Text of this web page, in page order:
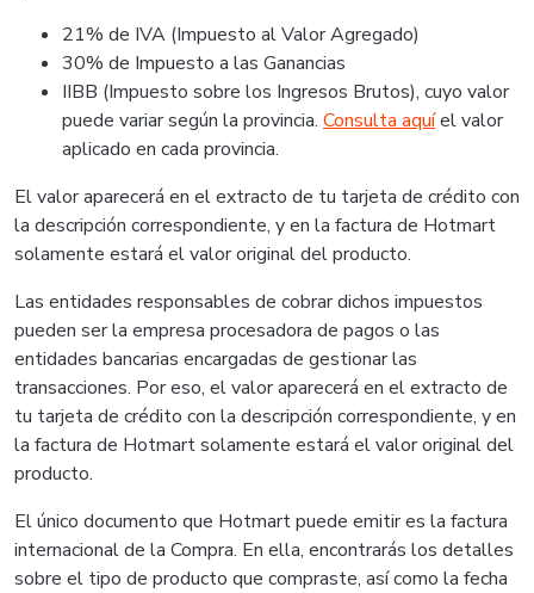
21% de IVA (Impuesto al Valor Agregado)
30% de Impuesto a las Ganancias
IIBB (Impuesto sobre los Ingresos Brutos), cuyo valor
puede variar según la provincia. Consulta aquíel valor
aplicado en cada provincia.
El valor aparecerá en el extracto de tu tarjeta de crédito con
la descripción correspondiente, y en la factura de Hotmart
solamente estará el valor original del producto.
Las entidades responsables de cobrar dichos impuestos
pueden ser la empresa procesadora de pagos o las
entidades bancarias encargadas de gestionar las
transacciones. Por eso, el valor aparecerá en el extracto de
tu tarjeta de crédito con la descripción correspondiente, y en
la factura de Hotmart solamente estará el valor original del
producto.
El único documento que Hotmart puede emitir es la factura
internacional de la Compra. En ella, encontrarás los detalles
sobre el tipo de producto que compraste, así como la fecha